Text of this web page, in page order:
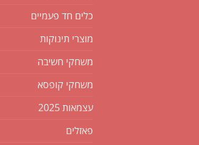
כלים חד פעמיים
מוצרי תינוקות
משחקי חשיבה
משחקי קופסא
עצמאות 2025
פאזלים